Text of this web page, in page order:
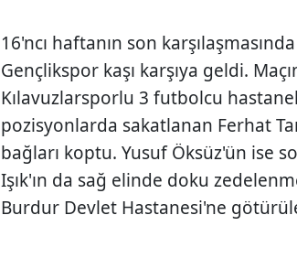
16'ncı haftanın son
Gençlikspor kaşı karşıya geldi.
Kılavuzlarsporlu 3 futbolcu
pozisyonlarda sakatlanan Ferhat
bağları koptu. Yusuf Öksüz'ün ise
Işık'ın da sağ elinde doku
Burdur Devlet Hastanesi'ne